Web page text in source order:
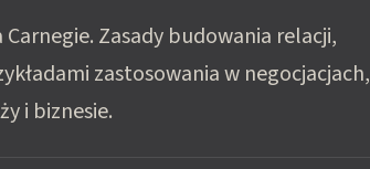
Carnegie. Zasady budowania relacji,
zastosowania w negocjacjach,
i biznesie.